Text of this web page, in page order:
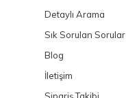
Detaylı Arama
Sık Sorulan Sorular
Blog
İletişim